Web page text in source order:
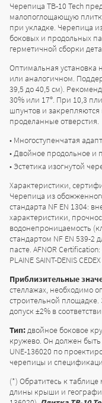
Черепица TB-10 Tech
малопоглощающую
при укладке. Черепица
боковых и продольных
герметичной сборки
Оптимальная установка
или аналогичном.
39,5 до 40,5 см).
30% или 17º. При 10,3
шпунтов и
проделанные отверстия.
Многоступенчатая
Двойное продольное и
Эстетика изогнутой
Характеристики,
Черепица из
стандарта NF EN 1304:
характеристики,
водонепроницаемость
стандартом NF EN 539-2
пасте. AFNOR
PLAINE SAINT-DENIS
Приблизительные
стеллажах, необходимо
строительной
допуск ±2% в
Тип:двойное боковое
кружево. Он должен быть
UNE-136020 по
черепицы и
(*) Обратитесь к
длины крыши и